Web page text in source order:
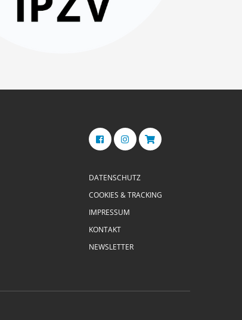
DATENSCHUTZ
COOKIES & TRACKING
IMPRESSUM
KONTAKT
NEWSLETTER